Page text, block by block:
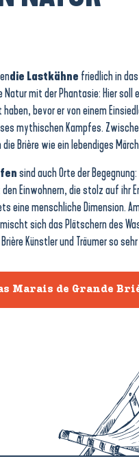
die Lastkähne friedlich in
mit der Phantasie: Hier soll
bevor er von einem
mythischen Kampfes.
Brière wie ein lebendiges
sind auch Orte der
Einwohnern, die stolz auf ihr
eine menschliche Dimension.
sich das Plätschern des
Künstler und Träumer so
Marais de Grande